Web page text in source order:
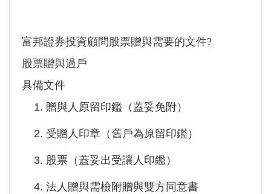
富邦證券投資顧問股票贈與需要的文件?
股票贈與過戶
具備文件
贈與人原留印鑑（蓋妥免附）
受贈人印章（舊戶為原留印鑑）
股票（蓋妥出受讓人印鑑）
法人贈與需檢附贈與雙方同意書